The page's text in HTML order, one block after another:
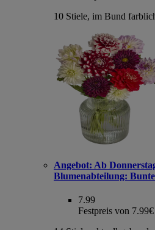
10 Stiele, im Bund
Angebot: Ab
Blumenabteilung:
7.99
Festpreis von 7.99€